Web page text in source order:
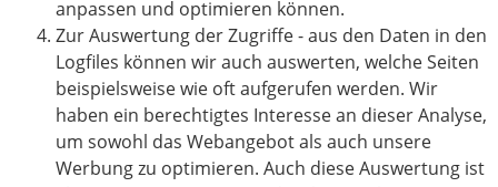
anpassen und optimieren können.
Zur Auswertung der Zugriffe - aus den Daten in den
Logfiles können wir auch auswerten, welche Seiten
beispielsweise wie oft aufgerufen werden. Wir
haben ein berechtigtes Interesse an dieser Analyse,
um sowohl das Webangebot als auch unsere
Werbung zu optimieren. Auch diese Auswertung ist